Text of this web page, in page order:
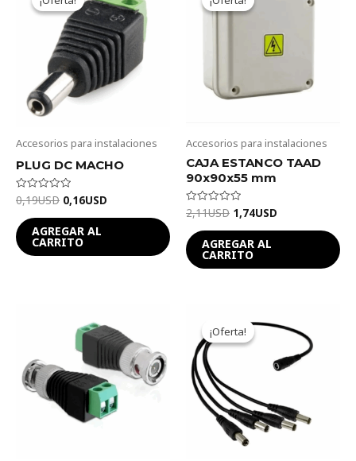
Accesorios para instalaciones
PLUG DC MACHO
Valorado
en
de
5
0,19USD
was:
0,19USD.
0,16USD
is:
0,16USD.
AGREGAR AL
CARRITO
Accesorios para instalaciones
CAJA ESTANCO TAAD
90x90x55 mm
Valorado
en
de
5
2,11USD
was:
2,11USD.
1,74USD
AGREGAR AL
CARRITO
¡Oferta!
¡Oferta!
price
was:
0,98USD.
price
0,81USD.